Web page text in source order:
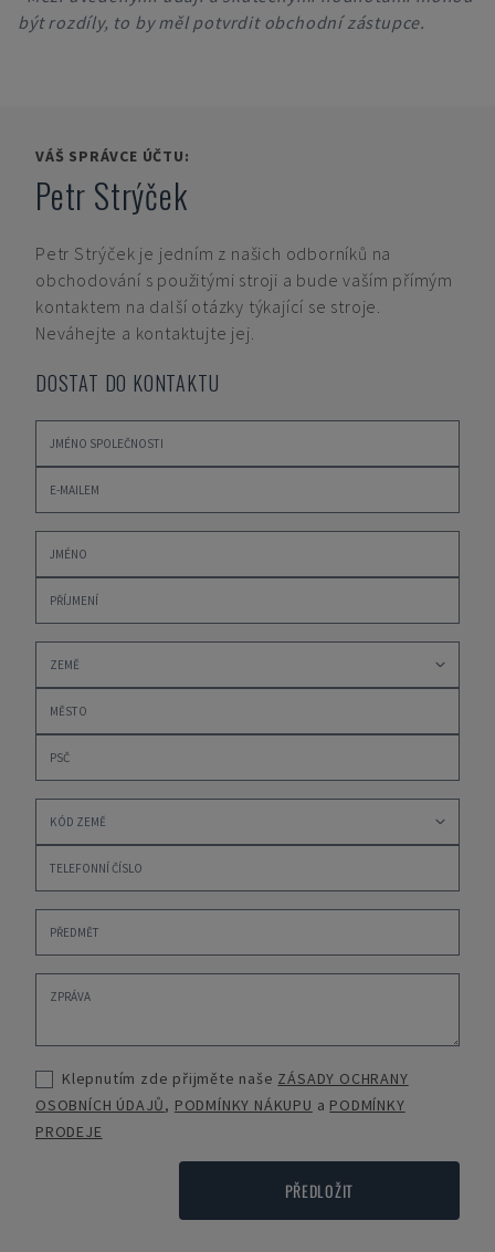
být rozdíly, to by měl potvrdit obchodní zástupce.
VÁŠ SPRÁVCE ÚČTU:
Petr Strýček
Petr Strýček je jedním z našich odborníků na
obchodování s použitými stroji a bude vaším přímým
kontaktem na další otázky týkající se stroje.
Neváhejte a kontaktujte jej.
DOSTAT DO KONTAKTU
Klepnutím zde přijměte naše ZÁSADY OCHRANY
OSOBNÍCH ÚDAJŮ, PODMÍNKY NÁKUPU a PODMÍNKY
PRODEJE
PŘEDLOŽIT